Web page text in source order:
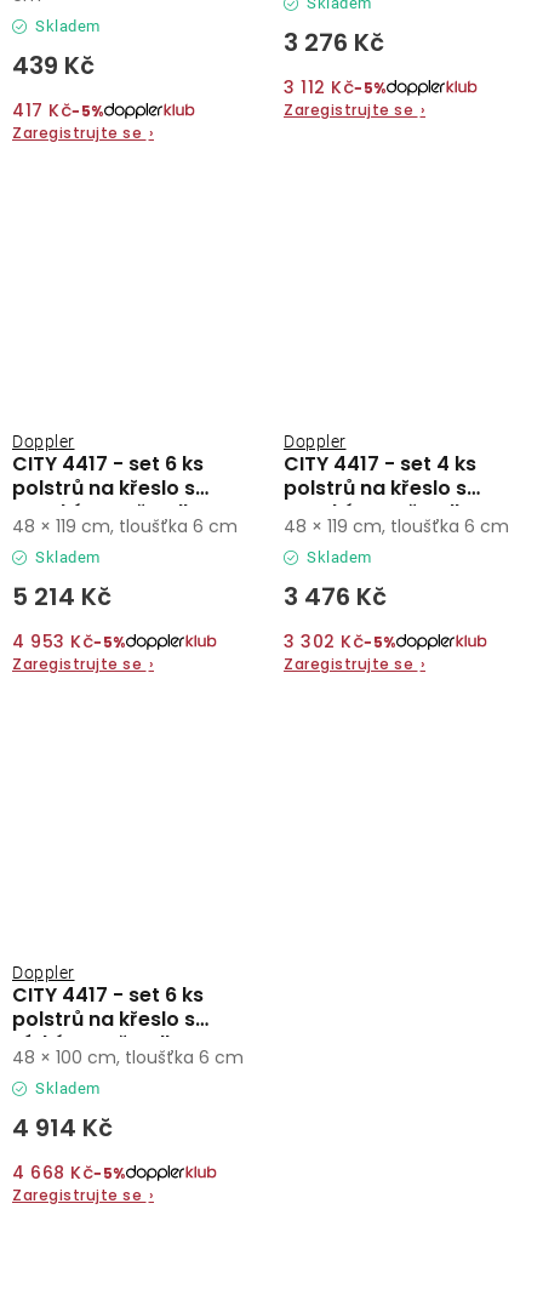
Skladem
439 Kč
417 Kč−5%
Zaregistrujte se ›
3 276 Kč
3 112 Kč−5%
Zaregistrujte se ›
CITY 4417 - set 6 ks
polstrů na křeslo s
vysokým opěradlem
Doppler
Skladem
5 214 Kč
4 953 Kč−5%
Zaregistrujte se ›
48 × 119 cm, tloušťka 6 cm
CITY 4417 - set 4 ks
polstrů na křeslo s
vysokým opěradlem
Doppler
Skladem
3 476 Kč
3 302 Kč−5%
Zaregistrujte se ›
48 × 119 cm, tloušťka 6 cm
CITY 4417 - set 6 ks
polstrů na křeslo s
nízkým opěradlem
Doppler
Skladem
4 914 Kč
4 668 Kč−5%
Zaregistrujte se ›
48 × 100 cm, tloušťka 6 cm